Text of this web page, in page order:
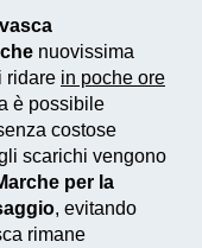
nuovissima
ridare in poche ore
è possibile
costose
scarichi vengono
per la
, evitando
rimane